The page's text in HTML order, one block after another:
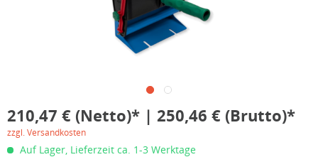
210,47 € (Netto)* | 250,46 € (Brutto)*
zzgl. Versandkosten
Auf Lager, Lieferzeit ca. 1-3 Werktage